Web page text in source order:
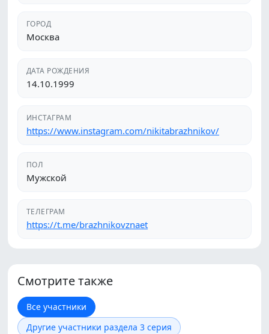
ГОРОД
Москва
ДАТА РОЖДЕНИЯ
14.10.1999
ИНСТАГРАМ
https://www.instagram.com/nikitabrazhnikov/
ПОЛ
Мужской
ТЕЛЕГРАМ
https://t.me/brazhnikovznaet
Смотрите также
Все участники
Другие участники раздела 3 серия